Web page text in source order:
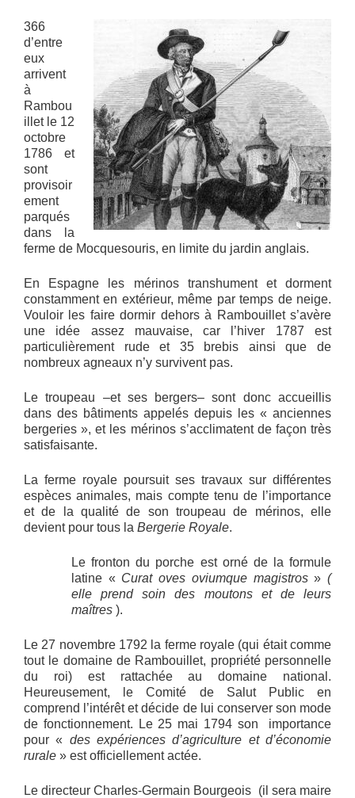
366
d’entre
eux
arrivent
à
Rambou
illet le 12
octobre
1786 et
sont
provisoir
ement
parqués
dans la
ferme de Mocquesouris, en limite du jardin anglais.
En Espagne les mérinos transhument et dorment
constamment en extérieur, même par temps de neige.
Vouloir les faire dormir dehors à Rambouillet s’avère
une idée assez mauvaise, car l’hiver 1787 est
particulièrement rude et 35 brebis ainsi que de
nombreux agneaux n’y survivent pas.
Le troupeau –et ses bergers– sont donc accueillis
dans des bâtiments appelés depuis les « anciennes
bergeries », et les mérinos s’acclimatent de façon très
satisfaisante.
La ferme royale poursuit ses travaux sur différentes
espèces animales, mais compte tenu de l’importance
et de la qualité de son troupeau de mérinos, elle
devient pour tous la Bergerie Royale.
Le fronton du porche est orné de la formule
latine « Curat oves oviumque magistros»(
elle prend soin des moutons et de leurs
maîtres ).
Le 27 novembre 1792 la ferme royale (qui était comme
tout le domaine de Rambouillet, propriété personnelle
du roi) est rattachée au domaine national.
Heureusement, le Comité de Salut Public en
comprend l’intérêt et décide de lui conserver son mode
de fonctionnement. Le 25 mai 1794 son importance
pour « des expériences d’agriculture et d’économie
rurale » est officiellement actée.
Le directeur Charles-Germain Bourgeois (il sera maire